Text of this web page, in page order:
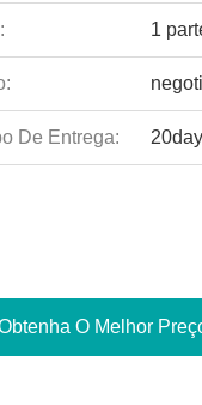
1
De Entrega:
O Melhor